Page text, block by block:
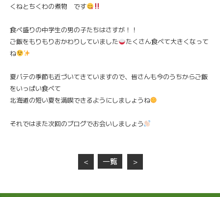
くねとちくわの煮物 です
食べ盛りの中学生の男の子たちはさすが！！
ご飯をもりもりおかわりしていました
たくさん食べて大きくなって
ね
夏バテの季節も近づいてきていますので、皆さんも今のうちからご飯
をいっぱい食べて
北海道の短い夏を満喫できるようにしましょうね
それではまた次回のブログでお会いしましょう
＜ 一覧 ＞